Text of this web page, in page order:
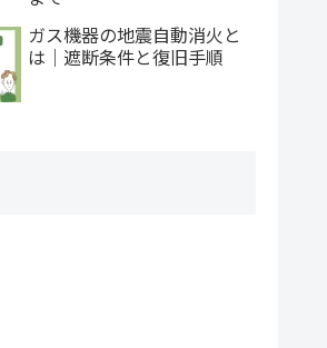
ガス機器の地震自動消火と
は｜遮断条件と復旧手順